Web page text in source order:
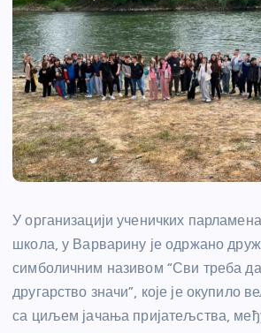
У организацији ученичких
школа, у Варварину је одржано
симболичним називом “Сви треба
другарство значи”, које је окупило
са циљем јачања пријатељства,